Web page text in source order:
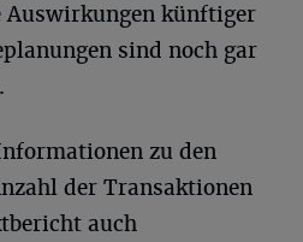
Auswirkungen künftiger
sind noch gar
zu den
der Transaktionen
auch